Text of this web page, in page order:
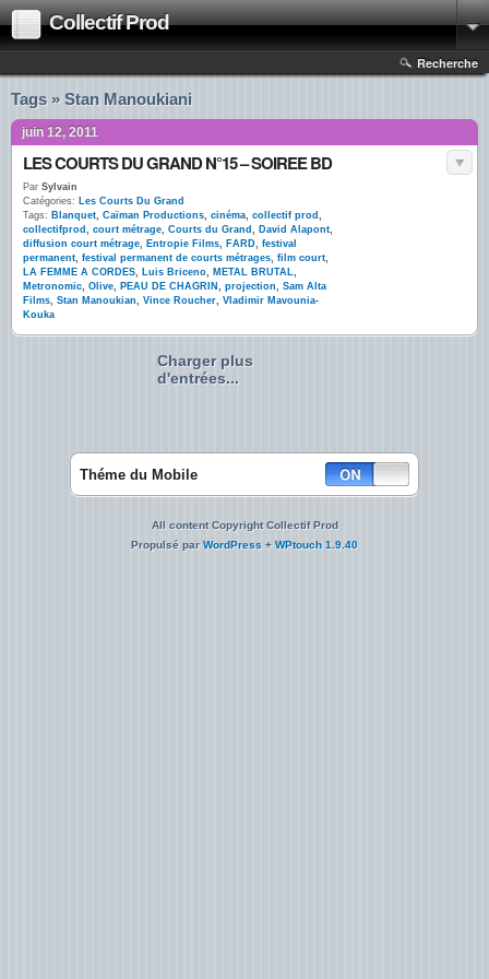
Collectif Prod
Recherche
Tags » Stan Manoukiani
juin 12, 2011
LES COURTS DU GRAND N°15 – SOIREE BD
Par Sylvain
Catégories: Les Courts Du Grand
Tags: Blanquet, Caïman Productions, cinéma, collectif prod ,
collectifprod , court métrage, Courts du Grand , David Alapont,
diffusion court métrage, Entropie Films, FARD, festival
permanent, festival permanent de courts métrages, film court,
LA FEMME A CORDES, Luis Briceno, METAL BRUTAL,
Metronomic, Olive, PEAU DE CHAGRIN , projection, Sam Alta
Films, Stan Manoukian, Vince Roucher, Vladimir Mavounia-
Kouka
Charger plus
d'entrées...
Théme du Mobile
All content Copyright Collectif Prod
Propulsé parWordPress + WPtouch 1.9.40